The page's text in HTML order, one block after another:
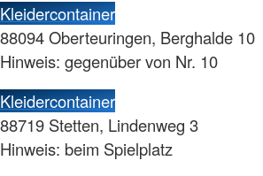
Kleidercontainer
88094 Oberteuringen, Berghalde 10
Hinweis: gegenüber von Nr. 10
Kleidercontainer
88719 Stetten, Lindenweg 3
Hinweis: beim Spielplatz